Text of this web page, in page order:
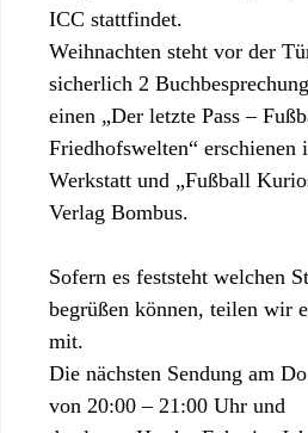
ICC stattfindet.
Weihnachten steht vor der
sicherlich 2
einen „Der letzte Pass –
Friedhofswelten“ erschienen
Werkstatt und „Fußball
Verlag Bombus.
Sofern es feststeht welchen
begrüßen können, teilen wir
mit.
Die nächsten Sendung am
von 20:00 – 21:00 Uhr und